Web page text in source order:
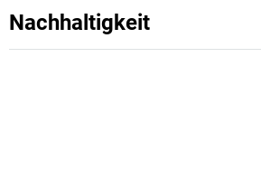
Nachhaltigkeit